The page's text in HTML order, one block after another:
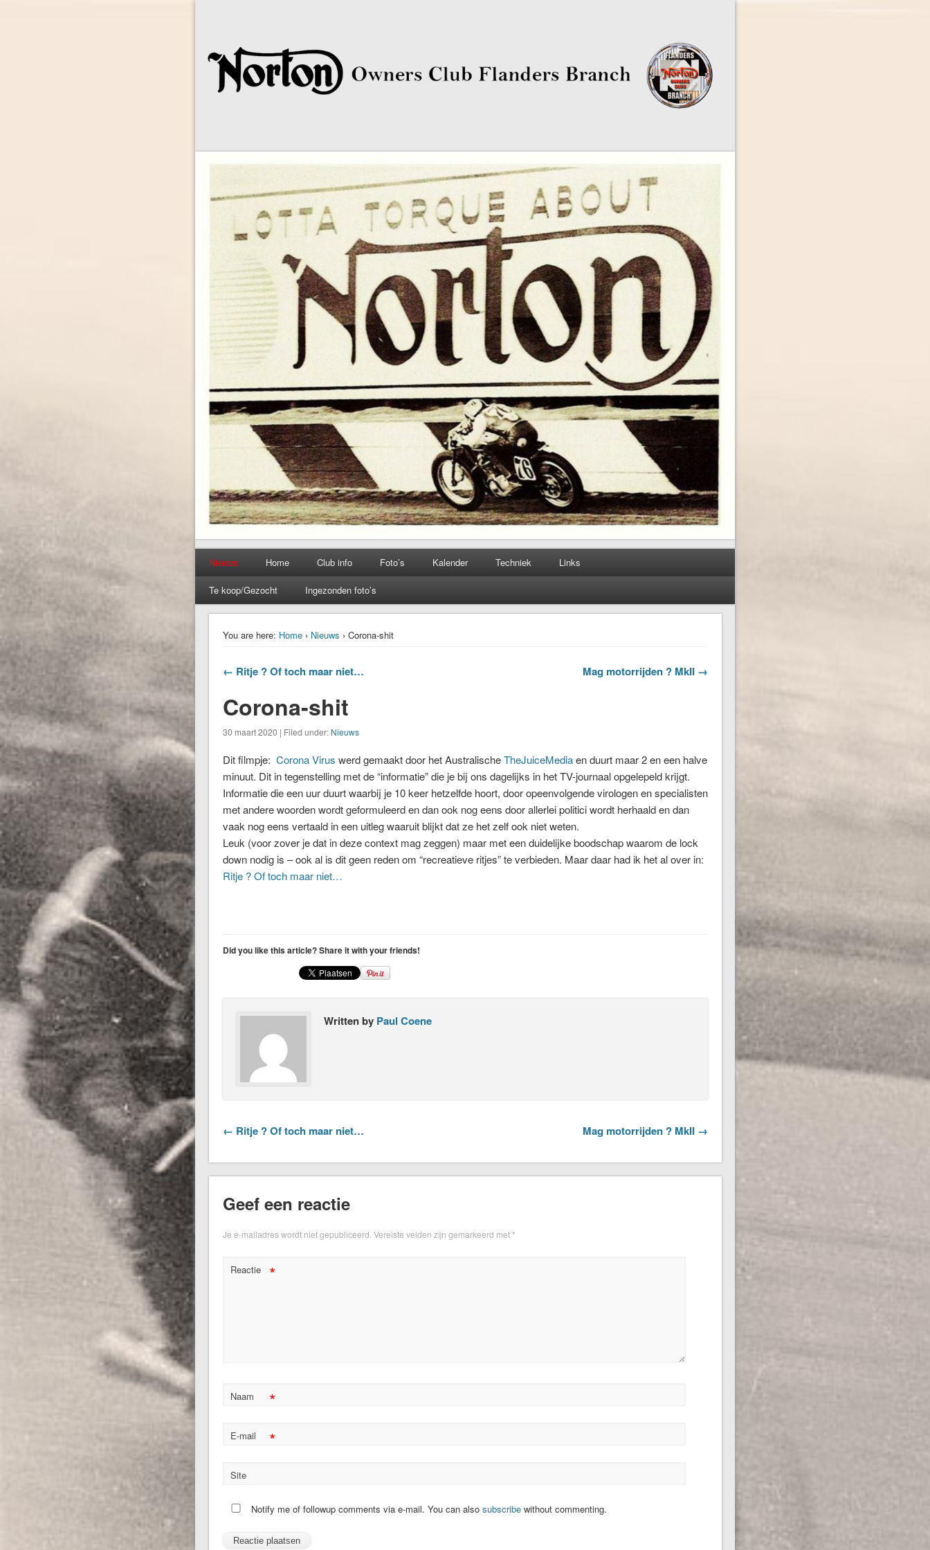
Norton Owners Club Flanders Branch
Nieuws Home Club info Foto’s Kalender Techniek Links
Te koop/Gezocht Ingezonden foto’s
You are here: Home› Nieuws › Corona-shit
← Ritje ? Of toch maar niet… Mag motorrijden ? MkII →
Corona-shit
30 maart 2020 | Filed under: Nieuws
Dit filmpje: Corona Virus werd gemaakt door het AustralischeTheJuiceMediaen duurt maar 2 en een halve
minuut. Dit in tegenstelling met de “informatie” die je bij ons dagelijks in het TV-journaal opgelepeld krijgt.
Informatie die een uur duurt waarbij je 10 keer hetzelfde hoort, door opeenvolgende virologen en specialisten
met andere woorden wordt geformuleerd en dan ook nog eens door allerlei politici wordt herhaald en dan
vaak nog eens vertaald in een uitleg waaruit blijkt dat ze het zelf ook niet weten.
Leuk (voor zover je dat in deze context mag zeggen) maar met een duidelijke boodschap waarom de lock
down nodig is – ook al is dit geen reden om “recreatieve ritjes” te verbieden. Maar daar had ik het al over in:
Ritje ? Of toch maar niet…
Did you like this article? Share it with your friends!
Written by Paul Coene
← Ritje ? Of toch maar niet… Mag motorrijden ? MkII →
Geef een reactie
Je e-mailadres wordt niet gepubliceerd. Vereiste velden zijn gemarkeerd met*
Reactie *
Naam *
E-mail *
Site
Notify me of followup comments via e-mail. You can also subscribewithout commenting.